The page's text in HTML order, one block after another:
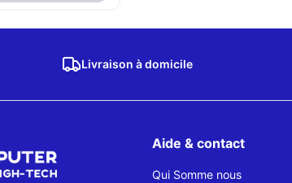
Livraison à domicile
Aide & contact
Qui Somme nous